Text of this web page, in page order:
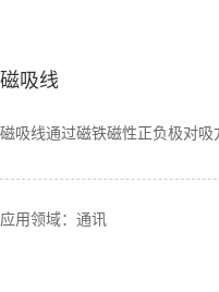
磁吸线
磁吸线通过磁铁磁性正负极对
应用领域：通讯